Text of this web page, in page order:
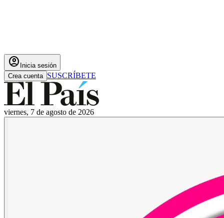
account_circle Inicia sesión
Crea cuenta SUSCRÍBETE
viernes, 7 de agosto de 2026